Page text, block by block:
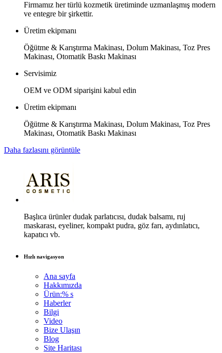
Firmamız her türlü kozmetik üretiminde uzmanlaşmış modern
ve entegre bir şirkettir.
Üretim ekipmanı
Öğütme & Karıştırma Makinası, Dolum Makinası, Toz Pres
Makinası, Otomatik Baskı Makinası
Servisimiz
OEM ve ODM siparişini kabul edin
Üretim ekipmanı
Öğütme & Karıştırma Makinası, Dolum Makinası, Toz Pres
Makinası, Otomatik Baskı Makinası
Daha fazlasını görüntüle
Başlıca ürünler dudak parlatıcısı, dudak balsamı, ruj
maskarası, eyeliner, kompakt pudra, göz farı, aydınlatıcı,
kapatıcı vb.
Hızlı navigasyon
Ana sayfa
Hakkımızda
Ürün:% s
Haberler
Bilgi
Video
Bize Ulaşın
Blog
Site Haritası